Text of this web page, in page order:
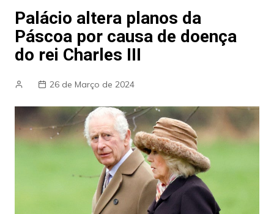
Palácio altera planos da
Páscoa por causa de doença
do rei Charles III
26 de Março de 2024